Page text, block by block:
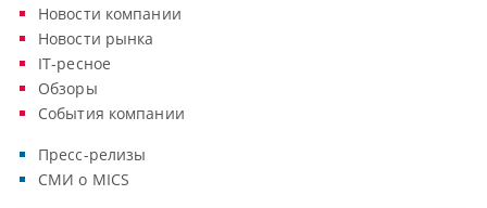
Новости компании
Новости рынка
IT-ресное
Обзоры
События компании
Пресс-релизы
СМИ о MICS